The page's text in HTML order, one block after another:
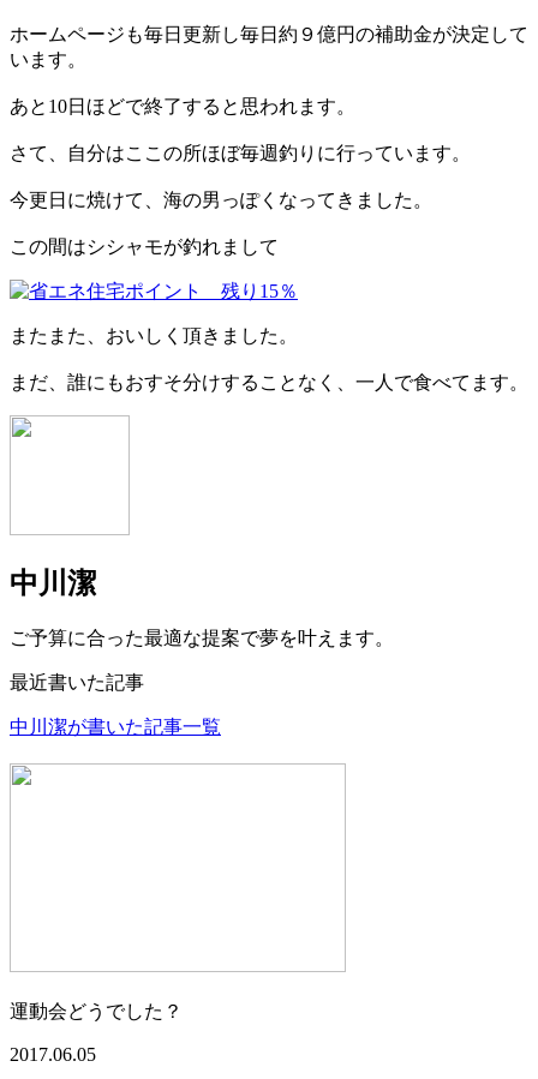
ホームページも毎日更新し毎日約９億円の補助金が決定して
います。
あと10日ほどで終了すると思われます。
さて、自分はここの所ほぼ毎週釣りに行っています。
今更日に焼けて、海の男っぽくなってきました。
この間はシシャモが釣れまして
またまた、おいしく頂きました。
まだ、誰にもおすそ分けすることなく、一人で食べてます。
中川潔
ご予算に合った最適な提案で夢を叶えます。
最近書いた記事
中川潔が書いた記事一覧
運動会どうでした？
2017.06.05